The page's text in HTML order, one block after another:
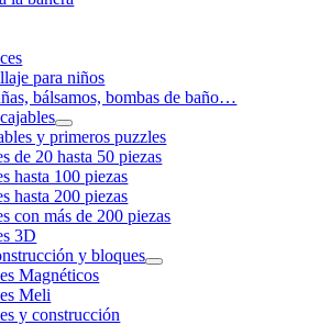
para niños
bálsamos, bombas de baño…
y primeros puzzles
de 20 hasta 50 piezas
hasta 100 piezas
hasta 200 piezas
con más de 200 piezas
3D
y bloques
Magnéticos
Meli
y construcción